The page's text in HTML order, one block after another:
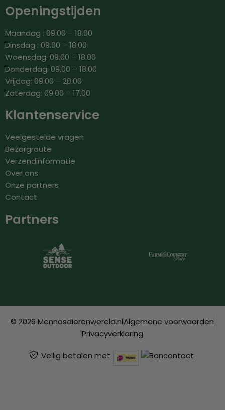
Openingstijden
Maandag : 09.00 – 18.00
Dinsdag : 09.00 – 18.00
Woensdag: 09.00 – 18.00
Donderdag: 09.00 – 18.00
Vrijdag: 09.00 – 20.00
Zaterdag: 09.00 – 17.00
Klantenservice
Veelgestelde vragen
Bezorgroute
Verzendinformatie
Over ons
Onze partners
Contact
Partners
© 2026 Mennosdierenwereld.nlAlgemene voorwaarden
Privacyverklaring
Veilig betalen met